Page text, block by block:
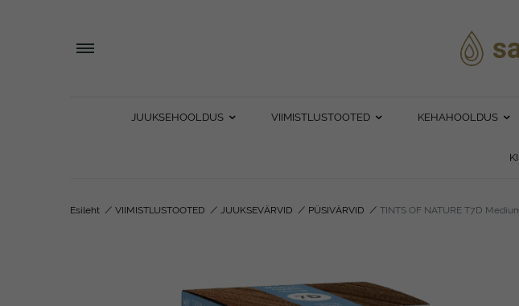
JUUKSEHOOLDUS VIIMISTLUSTOOTED KEHAHOOLDUS
Esileht / VIIMISTLUSTOOTED / JUUKSEVÄRVID / PÜSIVÄRVID / TINTS OF NATURE T7D